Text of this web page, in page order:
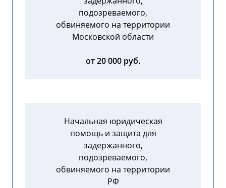
подозреваемого,
обвиняемого на территории
Московской области
от 20 000 руб.
Начальная юридическая
помощь и защита для
задержанного,
подозреваемого,
обвиняемого на территории
РФ